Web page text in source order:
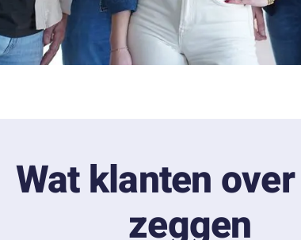
Wat klanten
zeggen